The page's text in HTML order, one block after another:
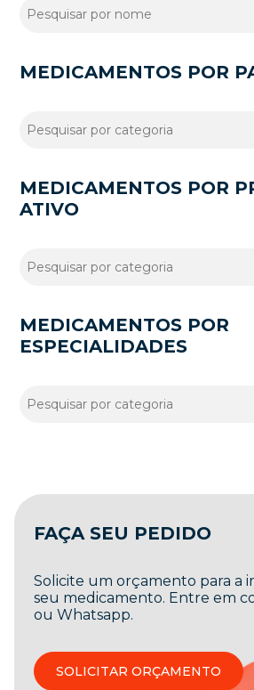
MEDICAMENTOS POR
MEDICAMENTOS POR
ATIVO
MEDICAMENTOS POR
ESPECIALIDADES
FAÇA SEU PEDIDO
Solicite um orçamento para a
seu medicamento. Entre em
ou Whatsapp.
SOLICITAR ORÇAMENTO